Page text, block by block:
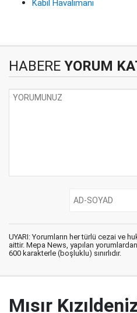
Kabil Havalimanı
HABERE YORUM
UYARI: Yorumların her türlü cezai ve
aittir. Mepa News, yapılan
600 karakterle (boşluklu) sınırlıdır.
Mısır